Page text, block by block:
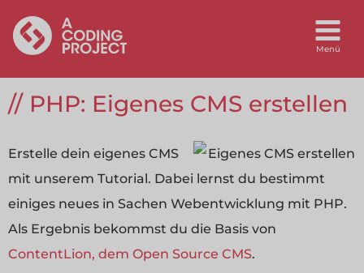
PHP: Eigenes CMS erstellen
Erstelle dein eigenes CMS
mit unserem Tutorial. Dabei lernst du bestimmt
einiges neues in Sachen Webentwicklung mit PHP.
Als Ergebnis bekommst du die Basis von
ContentLion, dem Open Source CMS.